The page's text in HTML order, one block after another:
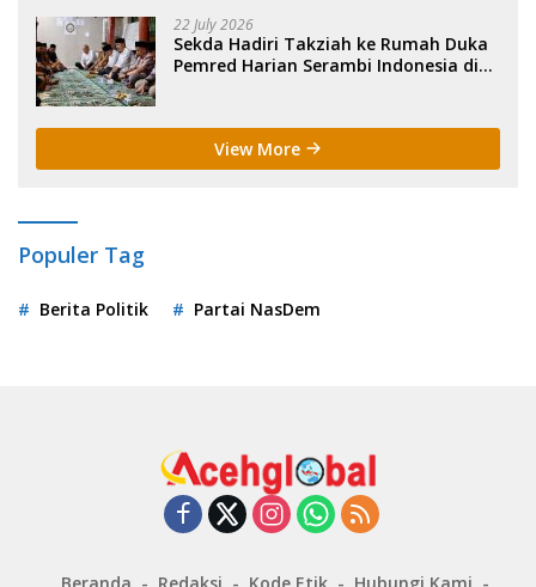
22 July 2026
Sekda Hadiri Takziah ke Rumah Duka
Pemred Harian Serambi Indonesia di
View More
Populer Tag
Berita Politik Partai NasDem